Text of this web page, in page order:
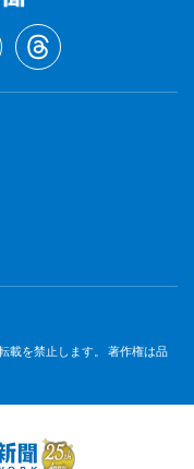
載を禁止します。 著作権は品